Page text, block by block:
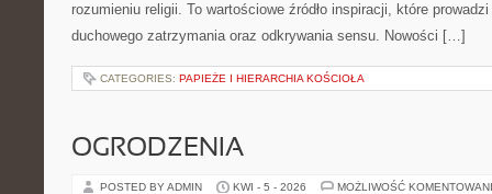
rozumieniu religii. To wartościowe źródło inspiracji, które prowadzi
duchowego zatrzymania oraz odkrywania sensu. Nowości […]
CATEGORIES: PAPIEŻE I HIERARCHIA KOŚCIOŁA
OGRODZENIA
POSTED BY ADMIN KWI - 5 - 2026 MOŻLIWOŚĆ